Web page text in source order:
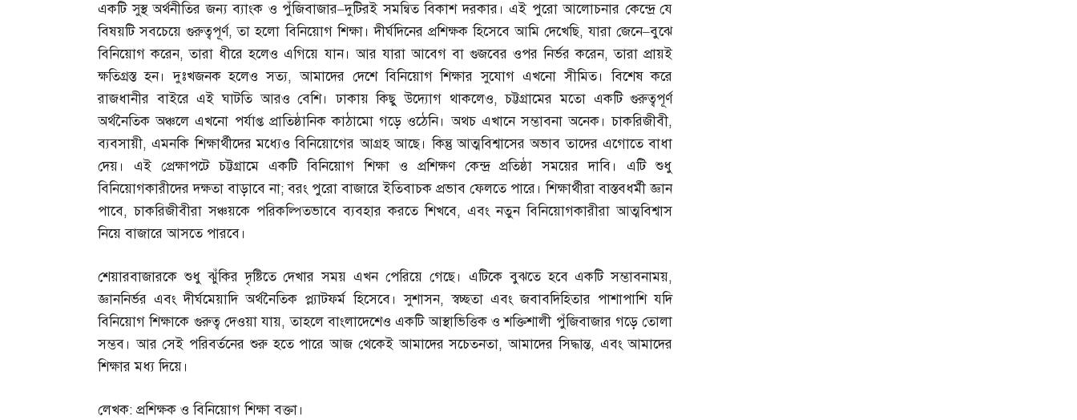
একটি সুস্থ অর্থনীতির জন্য ব্যাংক ও পুঁজিবাজার–দুটিরই সমন্বিত বিকাশ দরকার। এই পুরো আলোচনার কেন্দ্রে যে
বিষয়টি সবচেয়ে গুরুত্বপূর্ণ,তা হলো বিনিয়োগ শিক্ষা। দীর্ঘদিনের প্রশিক্ষক হিসেবে আমি দেখেছি,যারা জেনে–বুঝে
বিনিয়োগ করেন,তারা ধীরে হলেও এগিয়ে যান। আর যারা আবেগ বা গুজবের ওপর নির্ভর করেন,তারা প্রায়ই
ক্ষতিগ্রস্ত হন। দুঃখজনক হলেও সত্য,আমাদের দেশে বিনিয়োগ শিক্ষার সুযোগ এখনো সীমিত। বিশেষ করে
রাজধানীর বাইরে এই ঘাটতি আরও বেশি। ঢাকায় কিছু উদ্যোগ থাকলেও,চট্টগ্রামের মতো একটি গুরুত্বপূর্ণ
অর্থনৈতিক অঞ্চলে এখনো পর্যাপ্ত প্রাতিষ্ঠানিক কাঠামো গড়ে ওঠেনি। অথচ এখানে সম্ভাবনা অনেক। চাকরিজীবী,
ব্যবসায়ী,এমনকি শিক্ষার্থীদের মধ্যেও বিনিয়োগের আগ্রহ আছে। কিন্তু আত্মবিশ্বাসের অভাব তাদের এগোতে বাধা
দেয়। এই প্রেক্ষাপটে চট্টগ্রামে একটি বিনিয়োগ শিক্ষা ও প্রশিক্ষণ কেন্দ্র প্রতিষ্ঠা সময়ের দাবি। এটি শুধু
বিনিয়োগকারীদের দক্ষতা বাড়াবে না;বরং পুরো বাজারে ইতিবাচক প্রভাব ফেলতে পারে। শিক্ষার্থীরা বাস্তবধর্মী জ্ঞান
পাবে,চাকরিজীবীরা সঞ্চয়কে পরিকল্পিতভাবে ব্যবহার করতে শিখবে,এবং নতুন বিনিয়োগকারীরা আত্মবিশ্বাস
নিয়ে বাজারে আসতে পারবে।
শেয়ারবাজারকে শুধু ঝুঁকির দৃষ্টিতে দেখার সময় এখন পেরিয়ে গেছে। এটিকে বুঝতে হবে একটি সম্ভাবনাময়,
জ্ঞাননির্ভর এবং দীর্ঘমেয়াদি অর্থনৈতিক প্ল্যাটফর্ম হিসেবে। সুশাসন,স্বচ্ছতা এবং জবাবদিহিতার পাশাপাশি যদি
বিনিয়োগ শিক্ষাকে গুরুত্ব দেওয়া যায়,তাহলে বাংলাদেশেও একটি আস্থাভিত্তিক ও শক্তিশালী পুঁজিবাজার গড়ে তোলা
সম্ভব। আর সেই পরিবর্তনের শুরু হতে পারে আজ থেকেই আমাদের সচেতনতা,আমাদের সিদ্ধান্ত, এবং আমাদের
শিক্ষার মধ্য দিয়ে।
লেখক: প্রশিক্ষক ও বিনিয়োগ শিক্ষা বক্তা।